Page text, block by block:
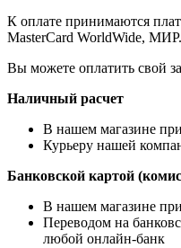
К оплате принимаются
MasterCard WorldWide, МИР.
Вы можете оплатить свой
Наличный расчет
В нашем магазине
Курьеру нашей
Банковской картой
В нашем магазине
Переводом на
любой онлайн-банк